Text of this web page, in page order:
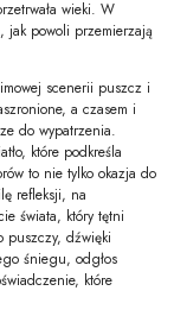
wieki. W
jak powoli przemierzają
scenerii puszcz i
a czasem i
do wypatrzenia.
które podkreśla
to nie tylko okazja do
refleksji, na
świata, który tętni
puszczy, dźwięki
śniegu, odgłos
które